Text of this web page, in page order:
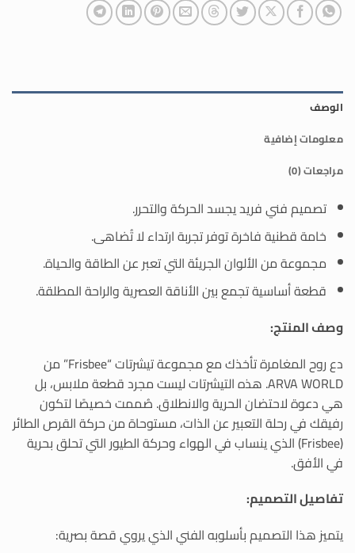
الوصف
معلومات إضافية
مراجعات (0)
تصميم فني فريد يجسد الحركة والتحرر.
خامة قطنية فاخرة توفر تجربة ارتداء لا تُضاهى.
مجموعة من الألوان الجريئة التي تعبر عن الطاقة والحياة.
قطعة أساسية تجمع بين الأناقة العصرية والراحة المطلقة.
وصف المنتج:
دع روح المغامرة تأخذك مع مجموعة تيشرتات “Frisbee” من
ARVA WORLD. هذه التيشرتات ليست مجرد قطعة ملابس، بل
هي دعوة لاحتضان الحرية والانطلاق. صُممت خصيصًا لتكون
رفيقك في رحلة التعبير عن الذات، مستوحاة من حركة القرص الطائر
(Frisbee) الذي ينساب في الهواء وحركة الطيور التي تحلق بحرية
في الأفق.
تفاصيل التصميم:
يتميز هذا التصميم بأسلوبه الفني الذي يروي قصة بصرية: